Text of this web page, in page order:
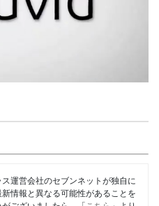
運営会社のセブンネットが独自に
情報と異なる可能性があることを